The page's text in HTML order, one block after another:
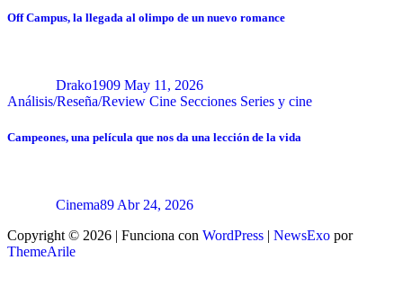
Off Campus, la llegada al olimpo de un nuevo romance
Drako1909 May 11, 2026
Análisis/Reseña/Review Cine Secciones Series y cine
Campeones, una película que nos da una lección de la vida
Cinema89 Abr 24, 2026
Copyright © 2026 | Funciona con WordPress | NewsExo por
ThemeArile